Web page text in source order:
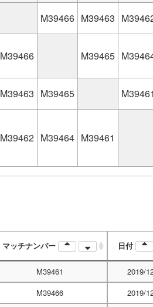
M39466 M39463
M39466 M39465
M39463 M39465 M39461
M39462 M39464 M39461
マッチナンバー 日付
M39461 2019/
M39466 2019/